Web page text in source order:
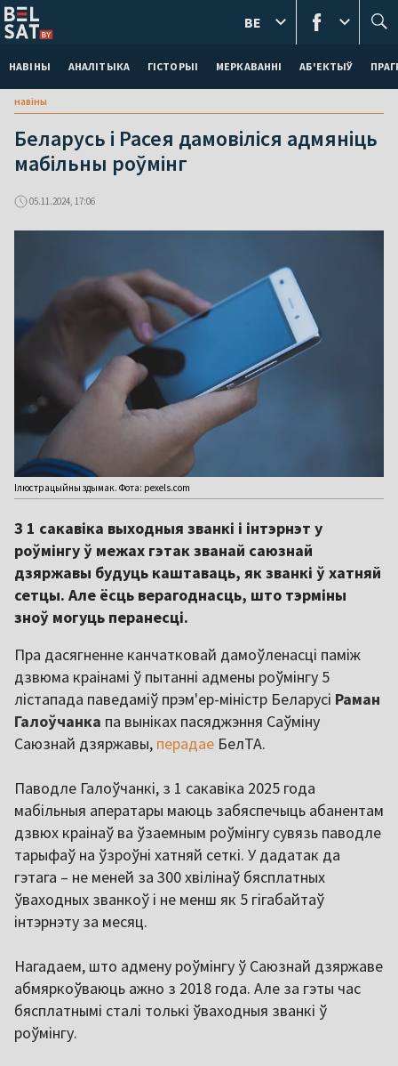
НАВІНЫ АНАЛІТЫКА ГІСТОРЫІ МЕРКАВАННI АБ'ЕКТЫЎ
BE
навіны
Беларусь і Расея дамовіліся адмяніць
мабільны роўмінг
05.11.2024, 17:06
Ілюстрацыйны здымак. Фота: pexels.com
З 1 сакавіка выходныя званкі і інтэрнэт у
роўмінгу ў межах гэтак званай саюзнай
дзяржавы будуць каштаваць, як званкі ў хатняй
сетцы. Але ёсць верагоднасць, што тэрміны
зноў могуць перанесці.
Пра дасягненне канчатковай дамоўленасці паміж
дзвюма краінамі ў пытанні адмены роўмінгу 5
лістапада паведаміў прэм'ер-міністр Беларусі Раман
Галоўчанка па выніках пасяджэння Саўміну
Саюзнай дзяржавы, перадае БелТА.
Паводле Галоўчанкі, з 1 сакавіка 2025 года
мабільныя аператары маюць забяспечыць абанентам
дзвюх краінаў ва ўзаемным роўмінгу сувязь паводле
тарыфаў на ўзроўні хатняй сеткі. У дадатак да
гэтага – не меней за 300 хвілінаў бясплатных
ўваходных званкоў і не менш як 5 гігабайтаў
інтэрнэту за месяц.
Нагадаем, што адмену роўмінгу ў Саюзнай дзяржаве
абмяркоўваюць ажно з 2018 года. Але за гэты час
бясплатнымі сталі толькі ўваходныя званкі ў
роўмінгу.